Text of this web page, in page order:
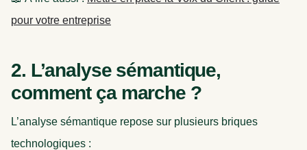
pour votre entreprise
2. L’analyse sémantique,
comment ça marche ?
L’analyse sémantique repose sur plusieurs briques
technologiques :